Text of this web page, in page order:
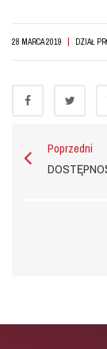
28 MARCA 2019 | DZIAŁ
Poprzedni